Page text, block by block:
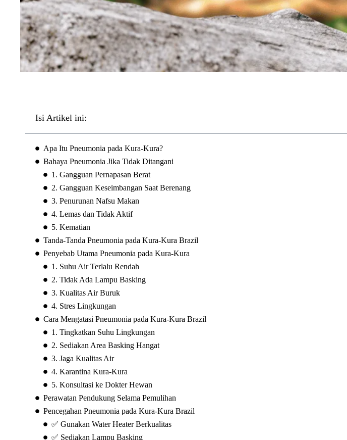
Isi Artikel ini:
Apa Itu Pneumonia pada Kura-Kura?
Bahaya Pneumonia Jika Tidak Ditangani
1. Gangguan Pernapasan Berat
2. Gangguan Keseimbangan Saat Berenang
3. Penurunan Nafsu Makan
4. Lemas dan Tidak Aktif
5. Kematian
Tanda-Tanda Pneumonia pada Kura-Kura Brazil
Penyebab Utama Pneumonia pada Kura-Kura
1. Suhu Air Terlalu Rendah
2. Tidak Ada Lampu Basking
3. Kualitas Air Buruk
4. Stres Lingkungan
Cara Mengatasi Pneumonia pada Kura-Kura Brazil
1. Tingkatkan Suhu Lingkungan
2. Sediakan Area Basking Hangat
3. Jaga Kualitas Air
4. Karantina Kura-Kura
5. Konsultasi ke Dokter Hewan
Perawatan Pendukung Selama Pemulihan
Pencegahan Pneumonia pada Kura-Kura Brazil
✅ Gunakan Water Heater Berkualitas
✅ Sediakan Lampu Basking